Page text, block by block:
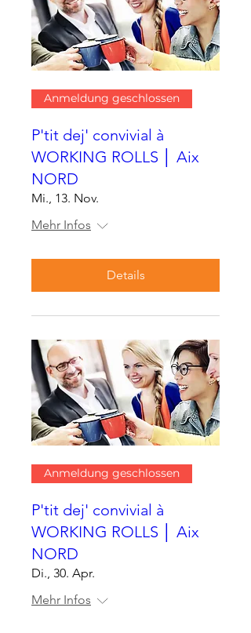
Anmeldung geschlossen
P'tit dej' convivial à
WORKING ROLLS │ Aix
NORD
Mi., 13. Nov.
Mehr Infos
Details
Anmeldung geschlossen
P'tit dej' convivial à
WORKING ROLLS │ Aix
NORD
Di., 30. Apr.
Mehr Infos